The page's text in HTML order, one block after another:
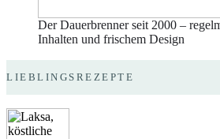
Der Dauerbrenner seit 2000 –
Inhalten und frischem Design
LIEBLINGSREZEPTE